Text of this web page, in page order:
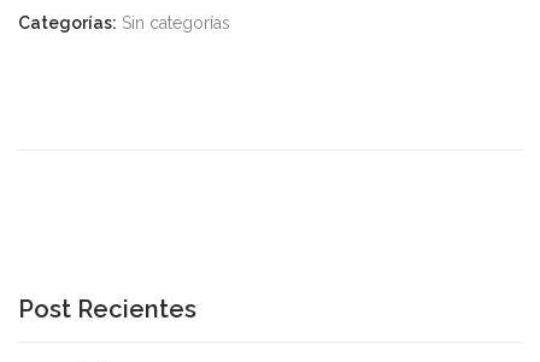
Categorías: Sin categorías
Post Recientes